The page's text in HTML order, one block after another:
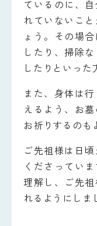
ているのに、
れていないこ
ょう。その場
したり、掃除
したりといった
また、身体は
えるよう、お
お祈りするのも
ご先祖様は日
くださってい
理解し、ご先
れるようにしま